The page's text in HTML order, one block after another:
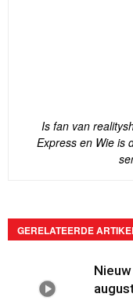
Is fan van
Express en Wie is
GERELATEERDE